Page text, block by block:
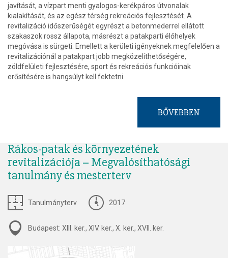
javítását, a vízpart menti gyalogos-kerékpáros útvonalak
kialakítását, és az egész térség rekreációs fejlesztését. A
revitalizáció időszerűségét egyrészt a betonmederrel ellátott
szakaszok rossz állapota, másrészt a patakparti élőhelyek
megóvása is sürgeti. Emellett a kerületi igényeknek megfelelően a
revitalizációnál a patakpart jobb megközelíthetőségére,
zöldfelületi fejlesztésére, sport és rekreációs funkcióinak
erősítésére is hangsúlyt kell fektetni.
BŐVEBBEN
Rákos-patak és környezetének
revitalizációja – Megvalósíthatósági
tanulmány és mesterterv
Tanulmányterv 2017
Budapest: XIII. ker., XIV. ker., X. ker., XVII. ker.